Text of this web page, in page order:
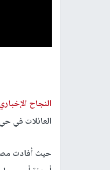
النجاح
العائلات في
حيث أفادت